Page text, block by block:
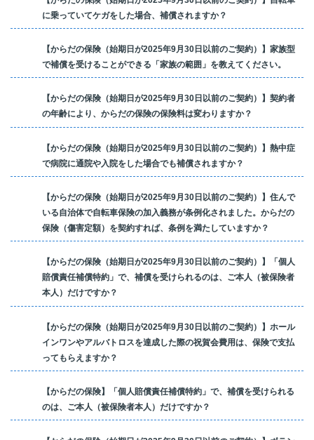
に乗っていてケガをした場合、補償されますか？
【からだの保険（始期日が2025年9月30日以前のご契約）】家族型
で補償を受けることができる「家族の範囲」を教えてください。
【からだの保険（始期日が2025年9月30日以前のご契約）】契約者
の年齢により、からだの保険の保険料は変わりますか？
【からだの保険（始期日が2025年9月30日以前のご契約）】熱中症
で病院に通院や入院をした場合でも補償されますか？
【からだの保険（始期日が2025年9月30日以前のご契約）】住んで
いる自治体で自転車保険の加入義務が条例化されました。からだの
保険（傷害定額）を契約すれば、条例を満たしていますか？
【からだの保険（始期日が2025年9月30日以前のご契約）】「個人
賠償責任補償特約」で、補償を受けられるのは、ご本人（被保険者
本人）だけですか？
【からだの保険（始期日が2025年9月30日以前のご契約）】ホール
インワンやアルバトロスを達成した際の祝賀会費用は、保険で支払
ってもらえますか？
【からだの保険】「個人賠償責任補償特約」で、補償を受けられる
のは、ご本人（被保険者本人）だけですか？